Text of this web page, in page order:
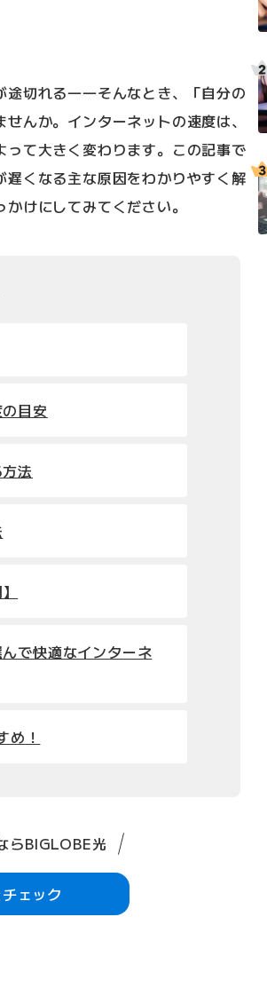
途切れる――そんなとき、「自分の
んか。インターネットの速度は、
て大きく変わります。この記事で
くなる主な原因をわかりやすく解
けにしてみてください。
目安
法
で快適なインターネ
め！
らBIGLOBE光
ェック